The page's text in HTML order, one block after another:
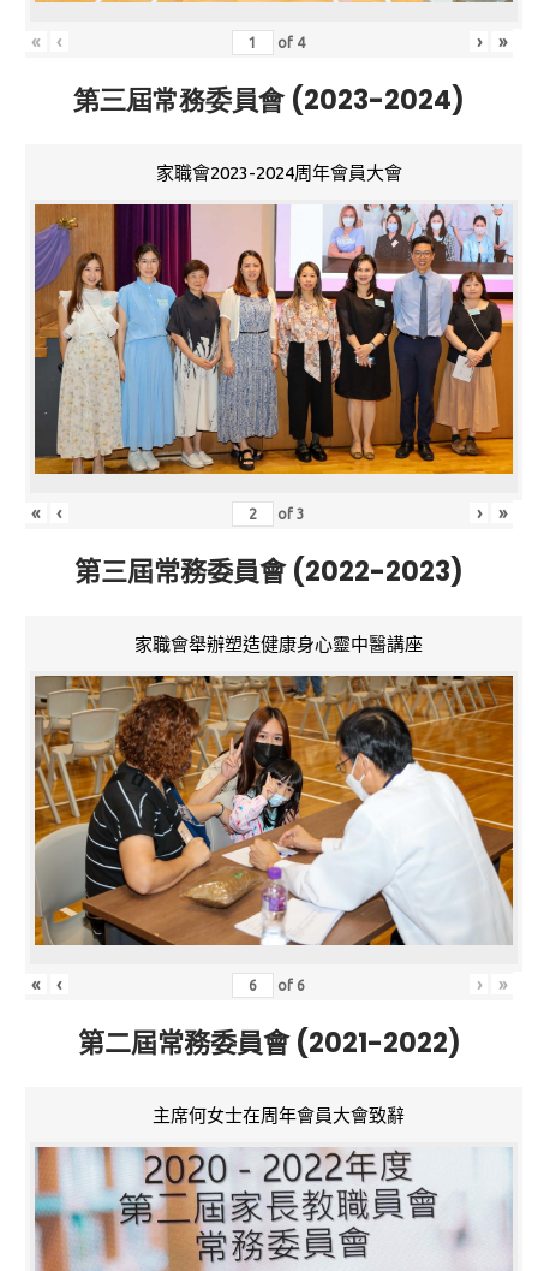
« ‹ of 4 › »
第三屆常務委員會 (2023-2024)
家職會2023-2024周年會員大會
« ‹ of3 › »
第三屆常務委員會 (2022-2023)
家職會舉辦塑造健康身心靈中醫講座
« ‹ of 6 › »
第二屆常務委員會 (2021-2022)
主席何女士在周年會員大會致辭